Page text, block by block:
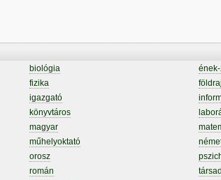
biológia
fizika
igazgató
könyvtáros
magyar
műhelyoktató
orosz
román